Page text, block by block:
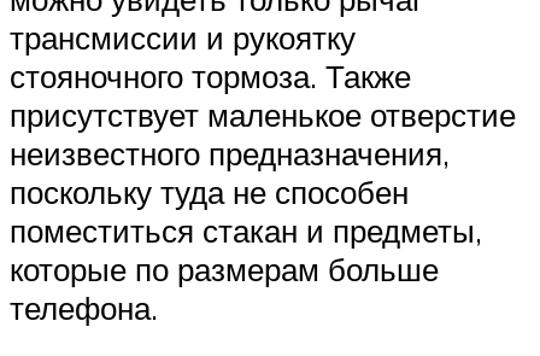
трансмиссии и рукоятку
стояночного тормоза. Также
присутствует маленькое отверстие
неизвестного предназначения,
поскольку туда не способен
поместиться стакан и предметы,
которые по размерам больше
телефона.